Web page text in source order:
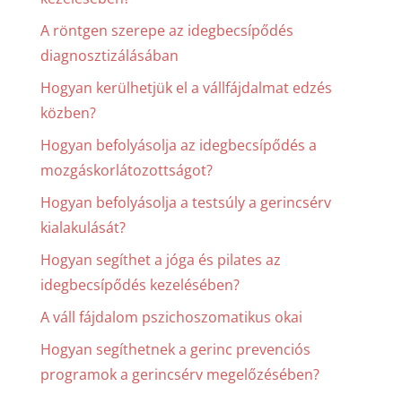
A röntgen szerepe az idegbecsípődés
diagnosztizálásában
Hogyan kerülhetjük el a vállfájdalmat edzés
közben?
Hogyan befolyásolja az idegbecsípődés a
mozgáskorlátozottságot?
Hogyan befolyásolja a testsúly a gerincsérv
kialakulását?
Hogyan segíthet a jóga és pilates az
idegbecsípődés kezelésében?
A váll fájdalom pszichoszomatikus okai
Hogyan segíthetnek a gerinc prevenciós
programok a gerincsérv megelőzésében?